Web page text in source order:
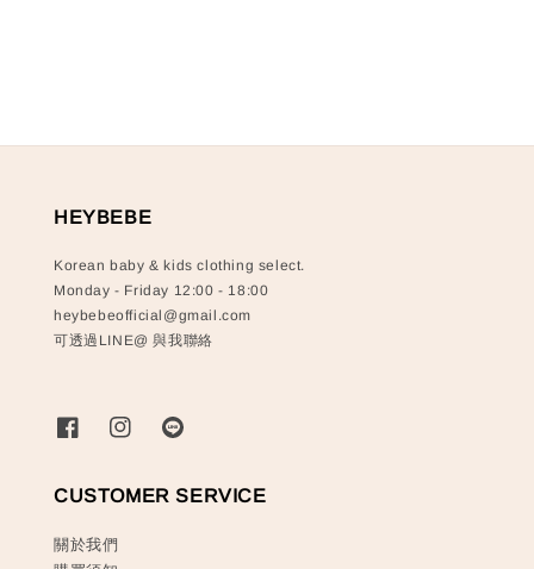
HEYBEBE
Korean baby & kids clothing select.
Monday - Friday 12:00 - 18:00
heybebeofficial@gmail.com
可透過LINE@ 與我聯絡
CUSTOMER SERVICE
關於我們